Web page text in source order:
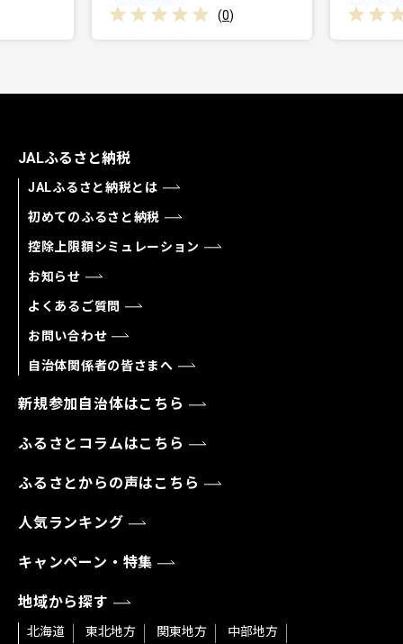
(0)
JALふるさと納税
JALふるさと納税とは
初めてのふるさと納税
控除上限額シミュレーション
お知らせ
よくあるご質問
お問い合わせ
自治体関係者の皆さまへ
新規参加自治体はこちら
ふるさとコラムはこちら
ふるさとからの声はこちら
人気ランキング
キャンペーン・特集
地域から探す
北海道 東北地方 関東地方
中部地方